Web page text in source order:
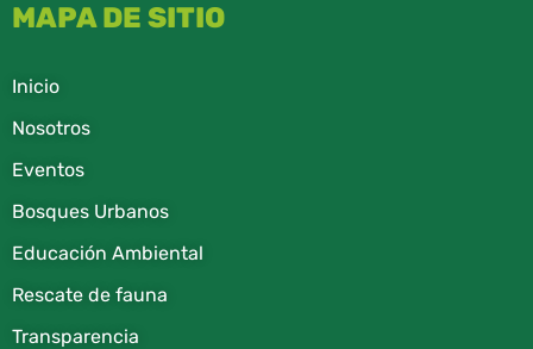
MAPA DE SITIO
Inicio
Nosotros
Eventos
Bosques Urbanos
Educación Ambiental
Rescate de fauna​
Transparencia